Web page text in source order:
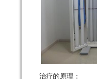
治疗的原理：